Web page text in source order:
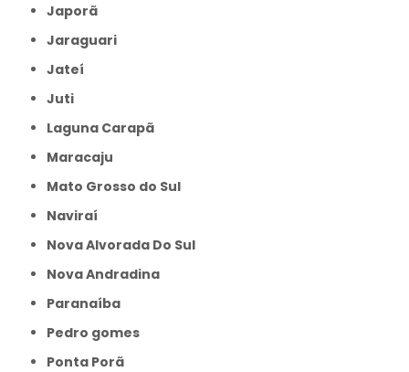
Japorã
Jaraguari
Jateí
Juti
Laguna Carapã
Maracaju
Mato Grosso do Sul
Naviraí
Nova Alvorada Do Sul
Nova Andradina
Paranaíba
Pedro gomes
Ponta Porã